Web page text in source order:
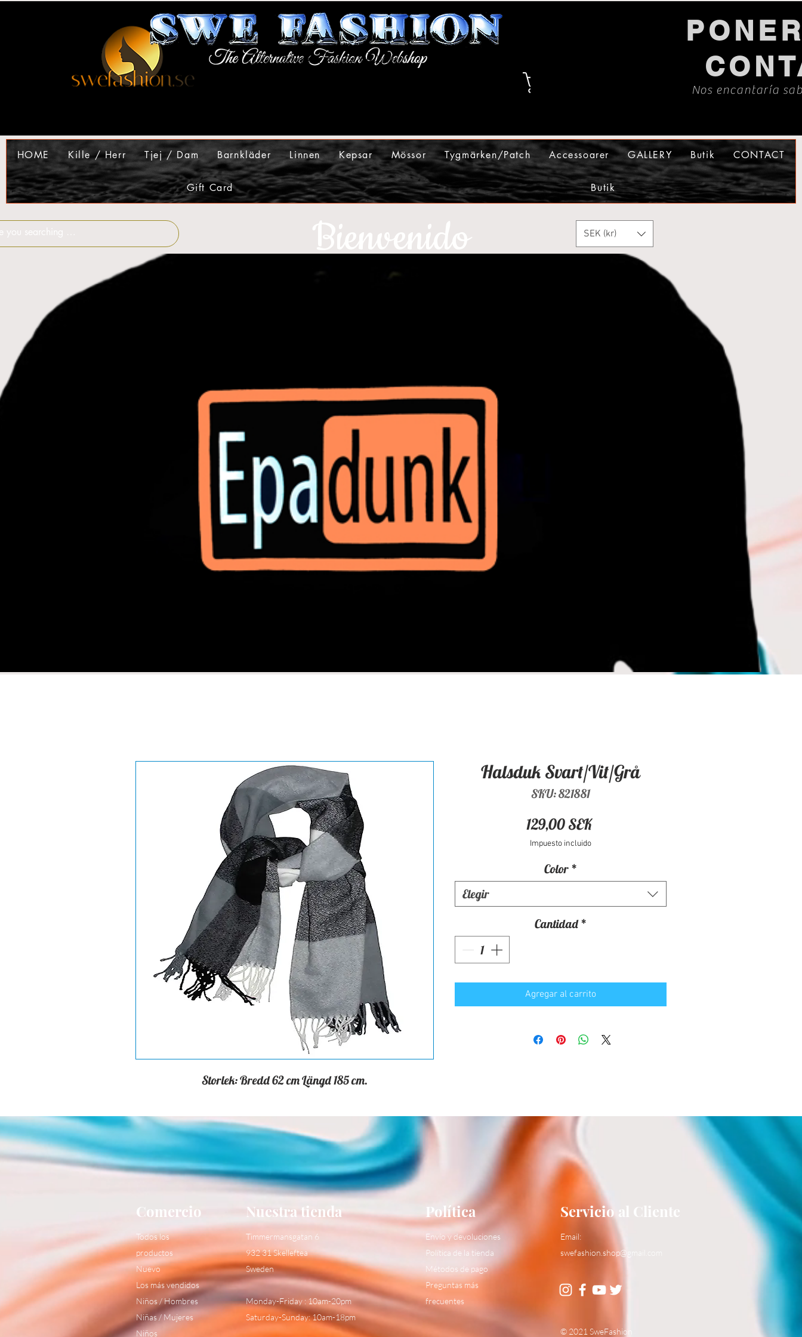
Nos encantaría
HOME Kille / Herr Tjej / Dam Barnkläder Linnen Kepsar Mössor Tygmärken/Patch Accessoarer GALLERY Butik CONTACT
Gift Card Butik
Bienvenido SEK (kr)
Storlek: Bredd 62 cm Längd 185 cm.
Halsduk Svart/Vit/Grå
SKU: 821881
129,00 SEKPrecio
Impuesto incluido
Color *
Elegir
Cantidad *
Agregar al carrito
Comercio
Todos los
productos
Nuevo
Los más vendidos
Niños / Hombres
Niñas / Mujeres
Niños
Nuestra tienda
Timmermansgatan 6
932 31 Skelleftea
Sweden
Monday-Friday : 10am-20pm
Saturday-Sunday: 10am-18pm
Política
Envío y devoluciones
Política de la tienda
Métodos de pago
Preguntas más
frecuentes
Servicio al Cliente
Email:
swefashion.shop@gmail.com
© 2021 SweFashion